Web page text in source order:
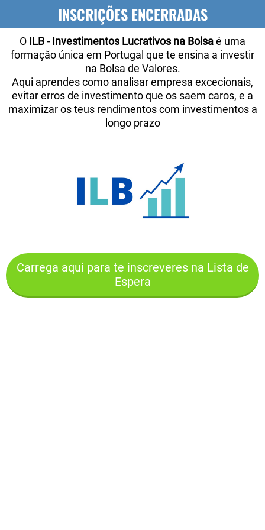
INSCRIÇÕES ENCERRADAS
O ILB - Investimentos Lucrativos na Bolsaé uma
formação única em Portugal que te ensina a investir
na Bolsa de Valores.
Aqui aprendes como analisar empresa excecionais,
evitar erros de investimento que os saem caros, e a
maximizar os teus rendimentos com investimentos a
longo prazo
Carrega aqui para te inscreveres na Lista de
Espera